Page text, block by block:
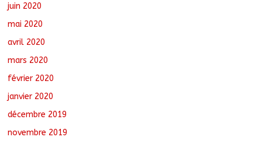
juin 2020
mai 2020
avril 2020
mars 2020
février 2020
janvier 2020
décembre 2019
novembre 2019